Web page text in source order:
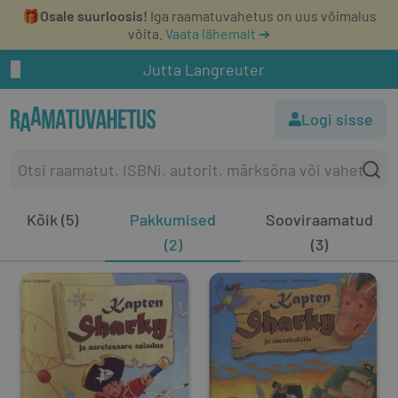
🎁Osale suurloosis! Iga raamatuvahetus on uus võimalus
võita. Vaata lähemalt ➔
Jutta Langreuter
Logi sisse
Kõik (5)
Pakkumised
(2)
Sooviraamatud
(3)